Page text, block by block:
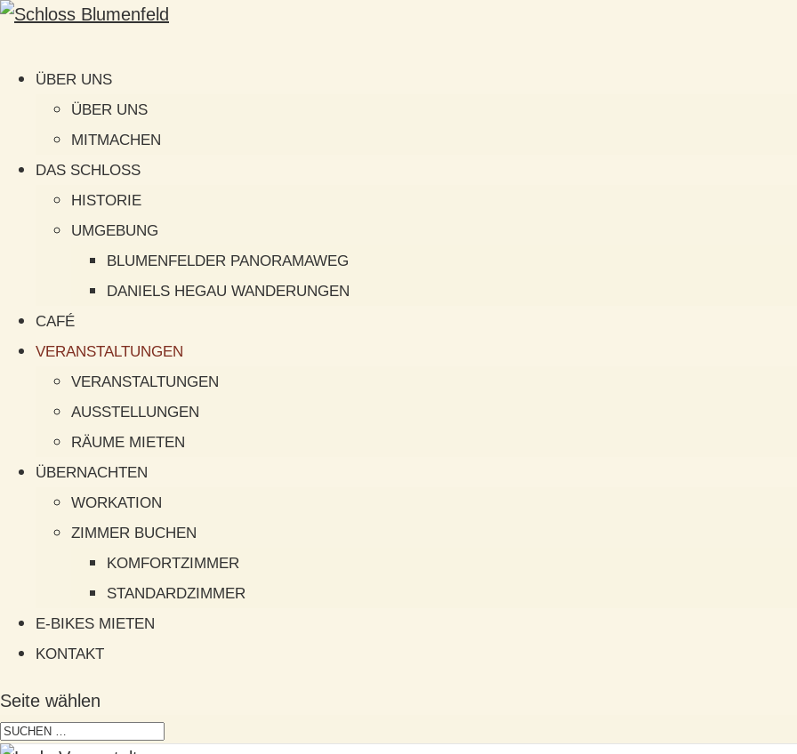
ÜBER UNS
ÜBER UNS
MITMACHEN
DAS SCHLOSS
HISTORIE
UMGEBUNG
BLUMENFELDER PANORAMAWEG
DANIELS HEGAU WANDERUNGEN
CAFÉ
VERANSTALTUNGEN
VERANSTALTUNGEN
AUSSTELLUNGEN
RÄUME MIETEN
ÜBERNACHTEN
WORKATION
ZIMMER BUCHEN
KOMFORTZIMMER
STANDARDZIMMER
E-BIKES MIETEN
KONTAKT
Seite wählen